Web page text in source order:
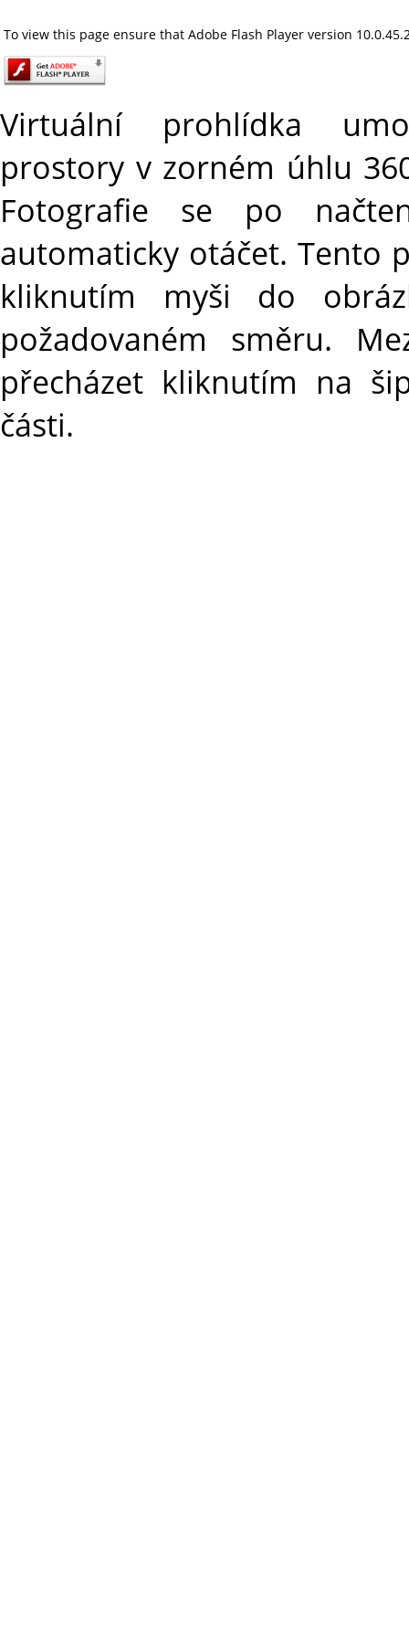
To view this page ensure that Adobe Flash Player version
Virtuální prohlídka
prostory v zorném úhlu
Fotografie se po
automaticky otáčet. Tento
kliknutím myši do
požadovaném směru.
přecházet kliknutím na
části.